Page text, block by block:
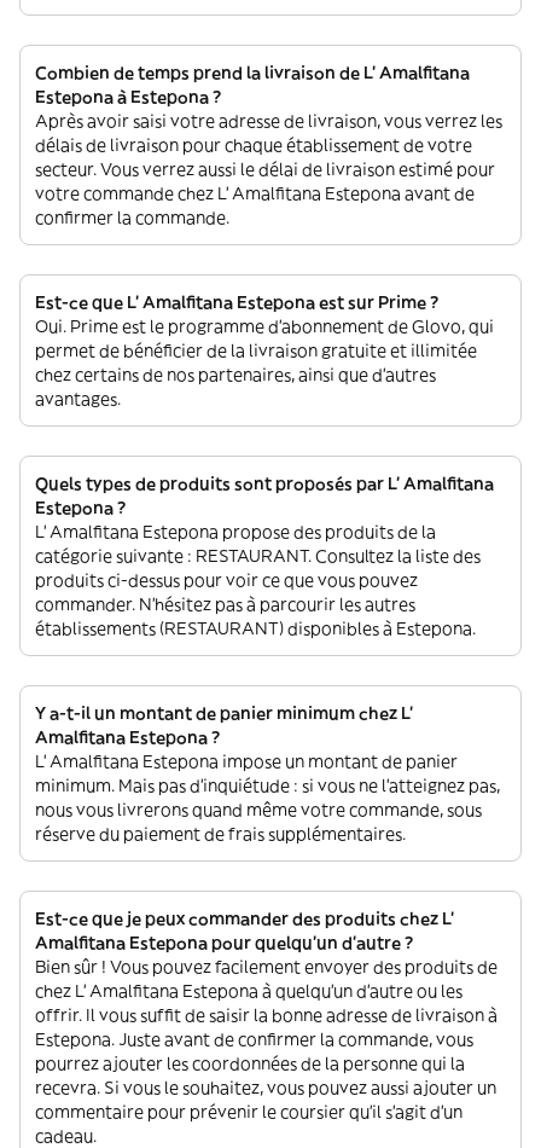
Combien de temps prend la livraison de L' Amalfitana
Estepona à Estepona ?
Après avoir saisi votre adresse de livraison, vous verrez les
délais de livraison pour chaque établissement de votre
secteur. Vous verrez aussi le délai de livraison estimé pour
votre commande chez L' Amalfitana Estepona avant de
confirmer la commande.
Est-ce que L' Amalfitana Estepona est sur Prime ?
Oui. Prime est le programme d’abonnement de Glovo, qui
permet de bénéficier de la livraison gratuite et illimitée
chez certains de nos partenaires, ainsi que d’autres
avantages.
Quels types de produits sont proposés par L' Amalfitana
Estepona ?
L' Amalfitana Estepona propose des produits de la
catégorie suivante : RESTAURANT. Consultez la liste des
produits ci-dessus pour voir ce que vous pouvez
commander. N'hésitez pas à parcourir les autres
établissements (RESTAURANT) disponibles à Estepona.
Y a-t-il un montant de panier minimum chez L'
Amalfitana Estepona ?
L' Amalfitana Estepona impose un montant de panier
minimum. Mais pas d'inquiétude : si vous ne l'atteignez pas,
nous vous livrerons quand même votre commande, sous
réserve du paiement de frais supplémentaires.
Est-ce que je peux commander des produits chez L'
Amalfitana Estepona pour quelqu'un d'autre ?
Bien sûr ! Vous pouvez facilement envoyer des produits de
chez L' Amalfitana Estepona à quelqu'un d'autre ou les
offrir. Il vous suffit de saisir la bonne adresse de livraison à
Estepona. Juste avant de confirmer la commande, vous
pourrez ajouter les coordonnées de la personne qui la
recevra. Si vous le souhaitez, vous pouvez aussi ajouter un
commentaire pour prévenir le coursier qu'il s'agit d'un
cadeau.